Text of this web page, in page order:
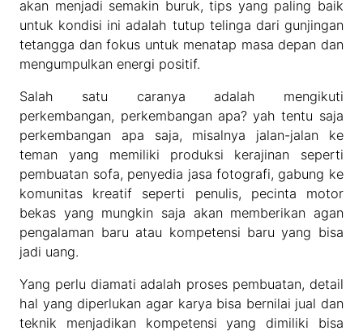
akan menjadi semakin buruk, tips yang paling baik
untuk kondisi ini adalah tutup telinga dari gunjingan
tetangga dan fokus untuk menatap masa depan dan
mengumpulkan energi positif.
Salah satu caranya adalah mengikuti
perkembangan, perkembangan apa? yah tentu saja
perkembangan apa saja, misalnya jalan-jalan ke
teman yang memiliki produksi kerajinan seperti
pembuatan sofa, penyedia jasa fotografi, gabung ke
komunitas kreatif seperti penulis, pecinta motor
bekas yang mungkin saja akan memberikan agan
pengalaman baru atau kompetensi baru yang bisa
jadi uang.
Yang perlu diamati adalah proses pembuatan, detail
hal yang diperlukan agar karya bisa bernilai jual dan
teknik menjadikan kompetensi yang dimiliki bisa